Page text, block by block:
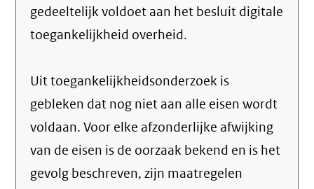
gedeeltelijk voldoet aan het besluit digitale
toegankelijkheid overheid.
Uit toegankelijkheidsonderzoek is
gebleken dat nog niet aan alle eisen wordt
voldaan. Voor elke afzonderlijke afwijking
van de eisen is de oorzaak bekend en is het
gevolg beschreven, zijn maatregelen